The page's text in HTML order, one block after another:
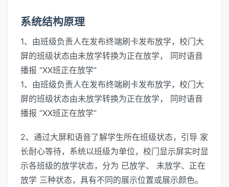
系统结构原理
1、由班级负责人在发布终端刷卡发布放学，校门大
屏的班级状态由未放学转换为正在放学， 同时语音
播报 “XX班正在放学”
1、由班级负责人在发布终端刷卡发布放学，校门大
屏的班级状态由未放学转换为正在放学， 同时语音
播报 “XX班正在放学”
2、通过大屏和语音了解学生所在班级状态，引导 家
长耐心等待，系统以班级为单位，校门显示屏实时显
示各班级的放学状态，分为 已放学、 未放学、正在
放学 三种状态，具有不同的展示位置或展示颜色。